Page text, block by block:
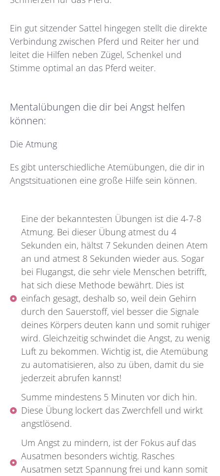
Ein gut sitzender Sattel hingegen stellt die direkte
Verbindung zwischen Pferd und Reiter her und
leitet die Hilfen neben Zügel, Schenkel und
Stimme optimal an das Pferd weiter.
Mentalübungen die dir bei Angst helfen
können:
Die Atmung
Es gibt unterschiedliche Atemübungen, die dir in
Angstsituationen eine große Hilfe sein können.
Eine der bekanntesten Übungen ist die 4-7-8
Atmung. Bei dieser Übung atmest du 4
Sekunden ein, hältst 7 Sekunden deinen Atem
an und atmest 8 Sekunden wieder aus. Sogar
bei Flugangst, die sehr viele Menschen betrifft,
hat sich diese Methode bewährt. Dies ist
einfach gesagt, deshalb so, weil dein Gehirn
durch den Sauerstoff, viel besser die Signale
deines Körpers deuten kann und somit ruhiger
wird. Gleichzeitig schwindet die Angst, zu wenig
Luft zu bekommen. Wichtig ist, die Atemübung
zu automatisieren, also zu üben, damit du sie
jederzeit abrufen kannst!
Summe mindestens 5 Minuten vor dich hin.
Diese Übung lockert das Zwerchfell und wirkt
angstlösend.
Um Angst zu mindern, ist der Fokus auf das
Ausatmen besonders wichtig. Rasches
Ausatmen setzt Spannung frei und kann somit